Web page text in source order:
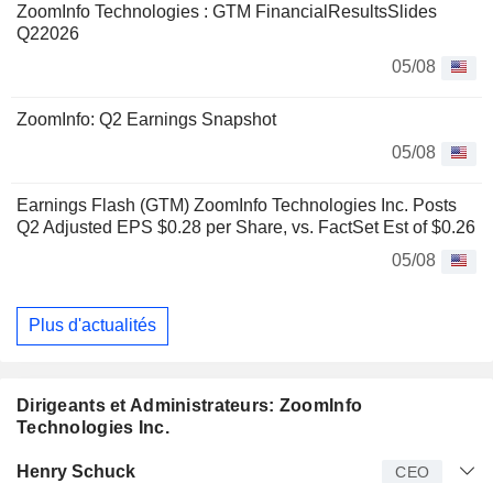
ZoomInfo Technologies : GTM FinancialResultsSlides
Q22026
05/08
ZoomInfo: Q2 Earnings Snapshot
05/08
Earnings Flash (GTM) ZoomInfo Technologies Inc. Posts
Q2 Adjusted EPS $0.28 per Share, vs. FactSet Est of $0.26
05/08
Plus d'actualités
Dirigeants et Administrateurs: ZoomInfo
Technologies Inc.
Dirigeant Titre
Henry Schuck CEO